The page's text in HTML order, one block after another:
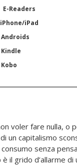
E-Readers
iPhone/iPad
Androids
Kindle
Kobo